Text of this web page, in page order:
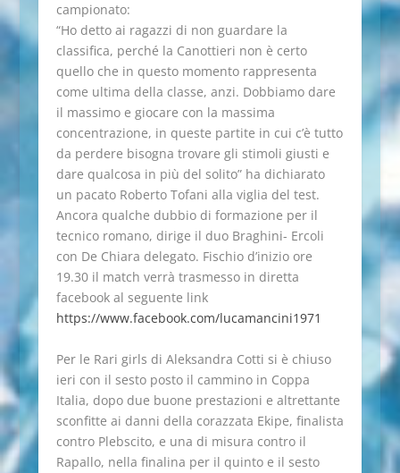
campionato:
“Ho detto ai ragazzi di non guardare la
classifica, perché la Canottieri non è certo
quello che in questo momento rappresenta
come ultima della classe, anzi. Dobbiamo dare
il massimo e giocare con la massima
concentrazione, in queste partite in cui c’è tutto
da perdere bisogna trovare gli stimoli giusti e
dare qualcosa in più del solito” ha dichiarato
un pacato Roberto Tofani alla viglia del test.
Ancora qualche dubbio di formazione per il
tecnico romano, dirige il duo Braghini- Ercoli
con De Chiara delegato. Fischio d’inizio ore
19.30 il match verrà trasmesso in diretta
facebook al seguente link
https://www.facebook.com/lucamancini1971
Per le Rari girls di Aleksandra Cotti si è chiuso
ieri con il sesto posto il cammino in Coppa
Italia, dopo due buone prestazioni e altrettante
sconfitte ai danni della corazzata Ekipe, finalista
contro Plebscito, e una di misura contro il
Rapallo, nella finalina per il quinto e il sesto